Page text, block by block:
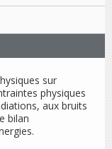
sur
physiques
aux bruits
bilan